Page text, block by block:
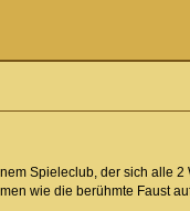
Spieleclub, der sich alle 2
wie die berühmte Faust